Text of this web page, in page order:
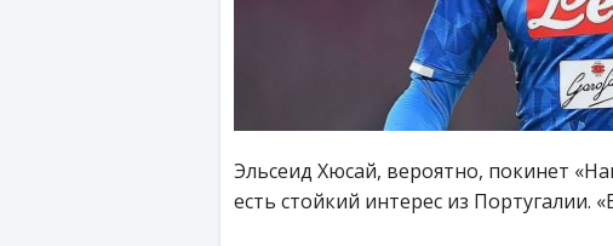
Эльсеид Хюсай, вероятно, покинет
есть стойкий интерес из Португалии.